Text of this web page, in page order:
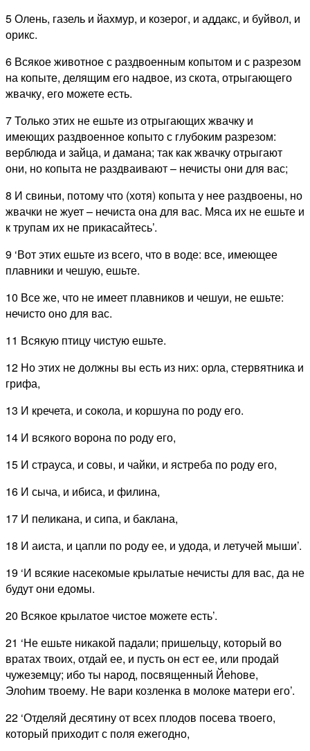
5 Олень, газель и йахмур, и козерог, и аддакс, и буйвол, и
орикс.
6 Всякое животное с раздвоенным копытом и с разрезом
на копыте, делящим его надвое, из скота, отрыгающего
жвачку, его можете есть.
7 Только этих не ешьте из отрыгающих жвачку и
имеющих раздвоенное копыто с глубоким разрезом:
верблюда и зайца, и дамана; так как жвачку отрыгают
они, но копыта не раздваивают – нечисты они для вас;
8 И свиньи, потому что (хотя) копыта у нее раздвоены, но
жвачки не жует – нечиста она для вас. Мяса их не ешьте и
к трупам их не прикасайтесь’.
9 ‘Вот этих ешьте из всего, что в воде: все, имеющее
плавники и чешую, ешьте.
10 Все же, что не имеет плавников и чешуи, не ешьте:
нечисто оно для вас.
11 Всякую птицу чистую ешьте.
12 Но этих не должны вы есть из них: орла, стервятника и
грифа,
13 И кречета, и сокола, и коршуна по роду его.
14 И всякого ворона по роду его,
15 И страуса, и совы, и чайки, и ястреба по роду его,
16 И сыча, и ибиса, и филина,
17 И пеликана, и сипа, и баклана,
18 И аиста, и цапли по роду ее, и удода, и летучей мыши’.
19 ‘И всякие насекомые крылатые нечисты для вас, да не
будут они едомы.
20 Всякое крылатое чистое можете есть’.
21 ‘Не ешьте никакой падали; пришельцу, который во
вратах твоих, отдай ее, и пусть он ест ее, или продай
чужеземцу; ибо ты народ, посвященный Йеhове,
Элоhим твоему. Не вари козленка в молоке матери его’.
22 ‘Отделяй десятину от всех плодов посева твоего,
который приходит с поля ежегодно,